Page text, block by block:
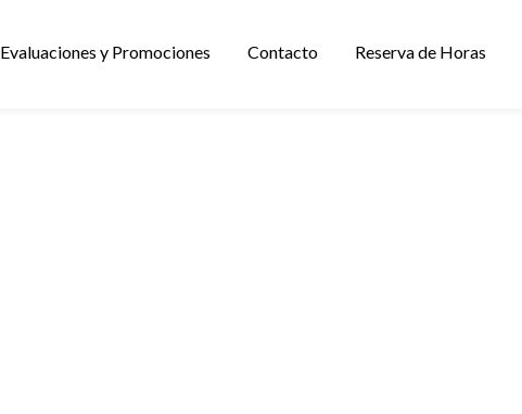
Evaluaciones y Promociones Contacto Reserva de Horas